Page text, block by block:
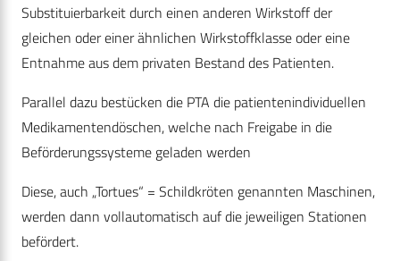
Substituierbarkeit durch einen anderen Wirkstoff der
gleichen oder einer ähnlichen Wirkstoffklasse oder eine
Entnahme aus dem privaten Bestand des Patienten.
Parallel dazu bestücken die PTA die patientenindividuellen
Medikamentendöschen, welche nach Freigabe in die
Beförderungssysteme geladen werden
Diese, auch „Tortues“ = Schildkröten genannten Maschinen,
werden dann vollautomatisch auf die jeweiligen Stationen
befördert.